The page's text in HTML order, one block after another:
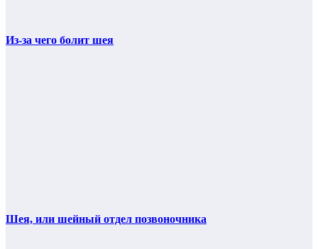
Из-за чего болит шея
Шея, или шейный отдел позвоночника